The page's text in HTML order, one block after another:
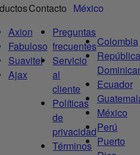
Axion
Fabuloso
Suavitel
Ajax
Contacto
Preguntas
frecuentes
Servicio
al
cliente
Políticas
de
privacidad
Términos
México
Colombia
República
Ecuador
México
Perú
Puerto